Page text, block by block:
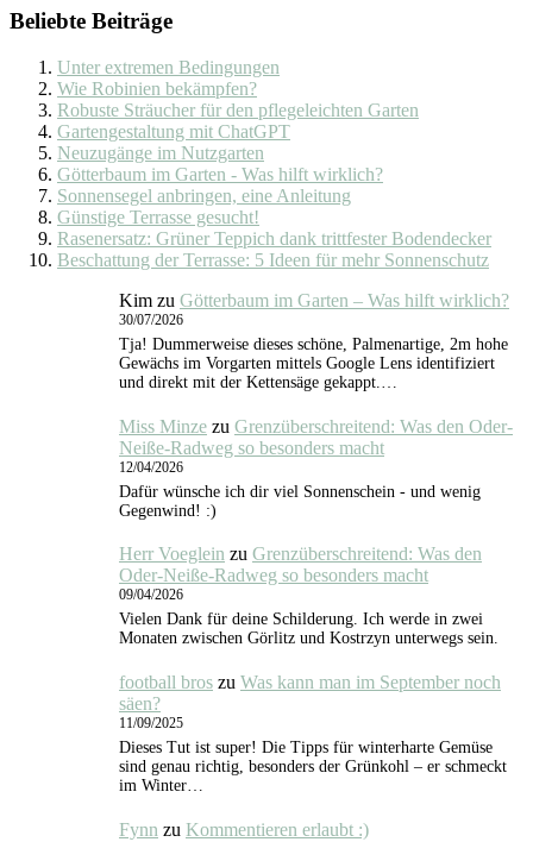
Beliebte Beiträge
Unter extremen Bedingungen
Wie Robinien bekämpfen?
Robuste Sträucher für den pflegeleichten Garten
Gartengestaltung mit ChatGPT
Neuzugänge im Nutzgarten
Götterbaum im Garten - Was hilft wirklich?
Sonnensegel anbringen, eine Anleitung
Günstige Terrasse gesucht!
Rasenersatz: Grüner Teppich dank trittfester Bodendecker
Beschattung der Terrasse: 5 Ideen für mehr Sonnenschutz
Kim zu Götterbaum im Garten – Was hilft wirklich?
30/07/2026
Tja! Dummerweise dieses schöne, Palmenartige, 2m hohe
Gewächs im Vorgarten mittels Google Lens identifiziert
und direkt mit der Kettensäge gekappt.…
Miss Minze zu Grenzüberschreitend: Was den Oder-
Neiße-Radweg so besonders macht
12/04/2026
Dafür wünsche ich dir viel Sonnenschein - und wenig
Gegenwind! :)
Herr Voeglein zu Grenzüberschreitend: Was den
Oder-Neiße-Radweg so besonders macht
09/04/2026
Vielen Dank für deine Schilderung. Ich werde in zwei
Monaten zwischen Görlitz und Kostrzyn unterwegs sein.
football bros zu Was kann man im September noch
säen?
11/09/2025
Dieses Tut ist super! Die Tipps für winterharte Gemüse
sind genau richtig, besonders der Grünkohl – er schmeckt
im Winter…
Fynn zu Kommentieren erlaubt :)